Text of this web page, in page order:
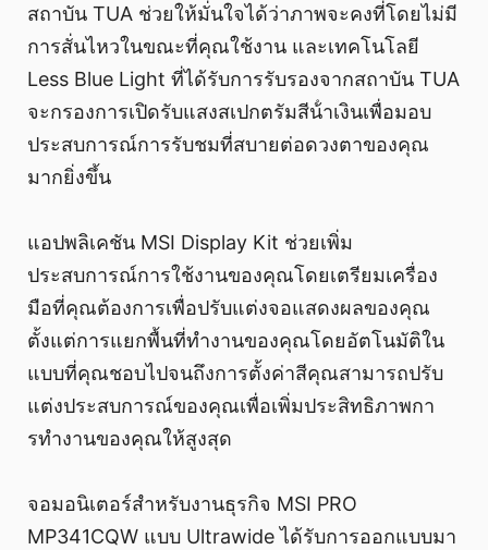
สถาบัน TUA ช่วยให้มั่นใจได้ว่าภาพจะคงที่โดยไม่มี
การสั่นไหวในขณะที่คุณใช้งาน และเทคโนโลยี
Less Blue Light ที่ได้รับการรับรองจากสถาบัน TUA
จะกรองการเปิดรับแสงสเปกตรัมสีน้ําเงินเพื่อมอบ
ประสบการณ์การรับชมที่สบายต่อดวงตาของคุณ
มากยิ่งขึ้น
แอปพลิเคชัน MSI Display Kit ช่วยเพิ่ม
ประสบการณ์การใช้งานของคุณโดยเตรียมเครื่อง
มือที่คุณต้องการเพื่อปรับแต่งจอแสดงผลของคุณ
ตั้งแต่การแยกพื้นที่ทํางานของคุณโดยอัตโนมัติใน
แบบที่คุณชอบไปจนถึงการตั้งค่าสีคุณสามารถปรับ
แต่งประสบการณ์ของคุณเพื่อเพิ่มประสิทธิภาพกา
รทํางานของคุณให้สูงสุด
จอมอนิเตอร์สำหรับงานธุรกิจ MSI PRO
MP341CQW แบบ Ultrawide ได้รับการออกแบบมา